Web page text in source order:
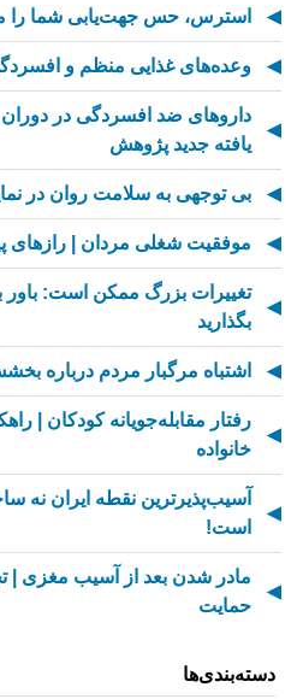
استرس، حس جهت‌یابی شما را
وعده‌های غذایی منظم و
داروهای ضد افسردگی در دوران
یافته جدید پژوهش
بی توجهی به سلامت روان در
موفقیت شغلی مردان | رازهای
تغییرات بزرگ ممکن است: باور
بگذارید
اشتباه مرگبار مردم درباره
رفتار مقابله‌جویانه کودکان |
خانواده
آسیب‌پذیرترین نقطه ایران نه
است!
مادر شدن بعد از آسیب مغزی |
حمایت
دسته‌بندی‌ها